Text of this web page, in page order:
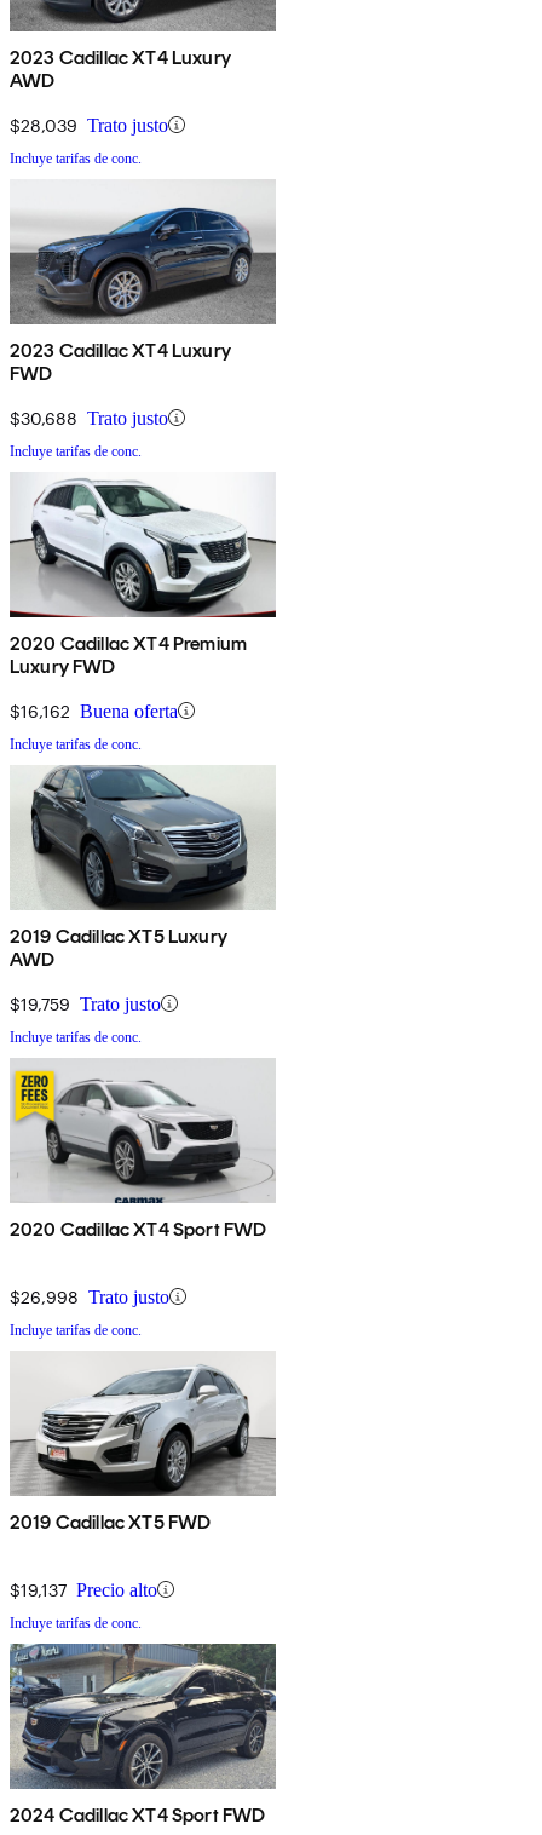
2023 Cadillac XT4 Luxury
AWD
$28,039 Trato justo
Incluye tarifas de conc.
2023 Cadillac XT4 Luxury
FWD
$30,688 Trato justo
Incluye tarifas de conc.
2020 Cadillac XT4 Premium
Luxury FWD
$16,162 Buena oferta
Incluye tarifas de conc.
2019 Cadillac XT5 Luxury
AWD
$19,759 Trato justo
Incluye tarifas de conc.
2020 Cadillac XT4 Sport FWD
$26,998 Trato justo
Incluye tarifas de conc.
2019 Cadillac XT5 FWD
$19,137 Precio alto
Incluye tarifas de conc.
2024 Cadillac XT4 Sport FWD